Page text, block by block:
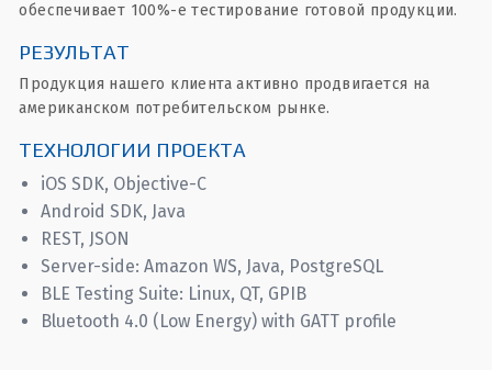
обеспечивает 100%-е тестирование готовой продукции.
РЕЗУЛЬТАТ
Продукция нашего клиента активно продвигается на
американском потребительском рынке.
ТЕХНОЛОГИИ ПРОЕКТА
iOS SDK, Objective-C
Android SDK, Java
REST, JSON
Server-side: Amazon WS, Java, PostgreSQL
BLE Testing Suite: Linux, QT, GPIB
Bluetooth 4.0 (Low Energy) with GATT profile